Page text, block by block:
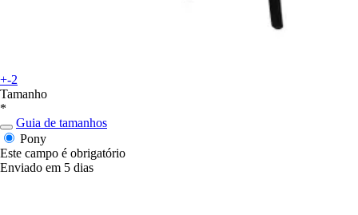
+-2
Tamanho
*
Guia de tamanhos
Pony
Este campo é obrigatório
Enviado em 5 dias